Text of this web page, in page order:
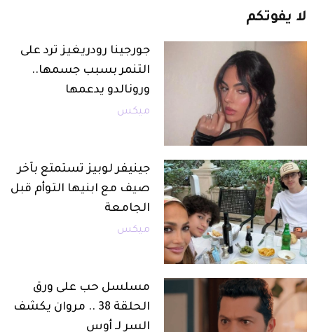
لا يفوتكم
جورجينا رودريغيز ترد على
التنمر بسبب جسمها..
ورونالدو يدعمها
ميكس
جينيفر لوبيز تستمتع بآخر
صيف مع ابنيها التوأم قبل
الجامعة
ميكس
مسلسل حب على ورق
الحلقة 38 .. مروان يكشف
السر لـ أوس